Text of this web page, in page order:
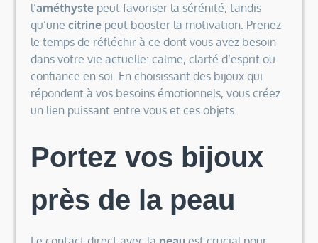
l’améthystepeut favoriser la sérénité, tandis
qu’une citrinepeut booster la motivation. Prenez
le temps de réfléchir à ce dont vous avez besoin
dans votre vie actuelle: calme, clarté d’esprit ou
confiance en soi. En choisissant des bijoux qui
répondent à vos besoins émotionnels, vous créez
un lien puissant entre vous et ces objets.
Portez vos bijoux
près de la peau